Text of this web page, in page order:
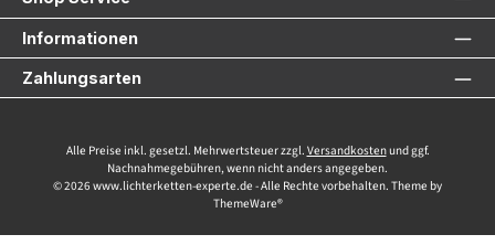
Informationen
Zahlungsarten
Alle Preise inkl. gesetzl. Mehrwertsteuer zzgl. Versandkostenund ggf.
Nachnahmegebühren, wenn nicht anders angegeben.
© 2026 www.lichterketten-experte.de - Alle Rechte vorbehalten. Theme by
ThemeWare®